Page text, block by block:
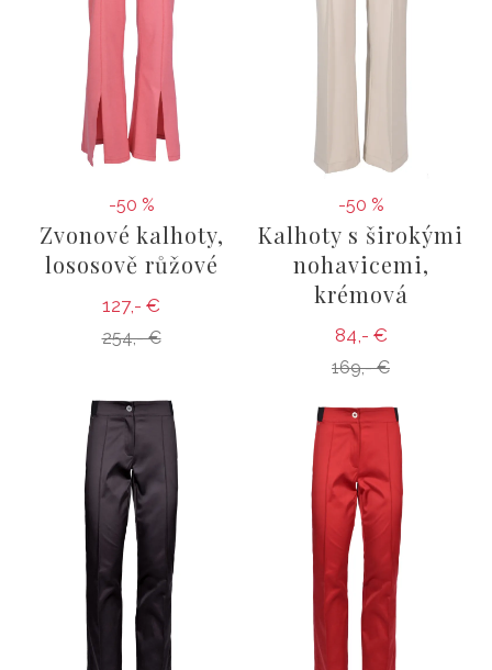
-50 %
Zvonové kalhoty,
lososově růžové
127,- €
254,- €
-50 %
Kalhoty s širokými
nohavicemi,
krémová
84,- €
169,- €